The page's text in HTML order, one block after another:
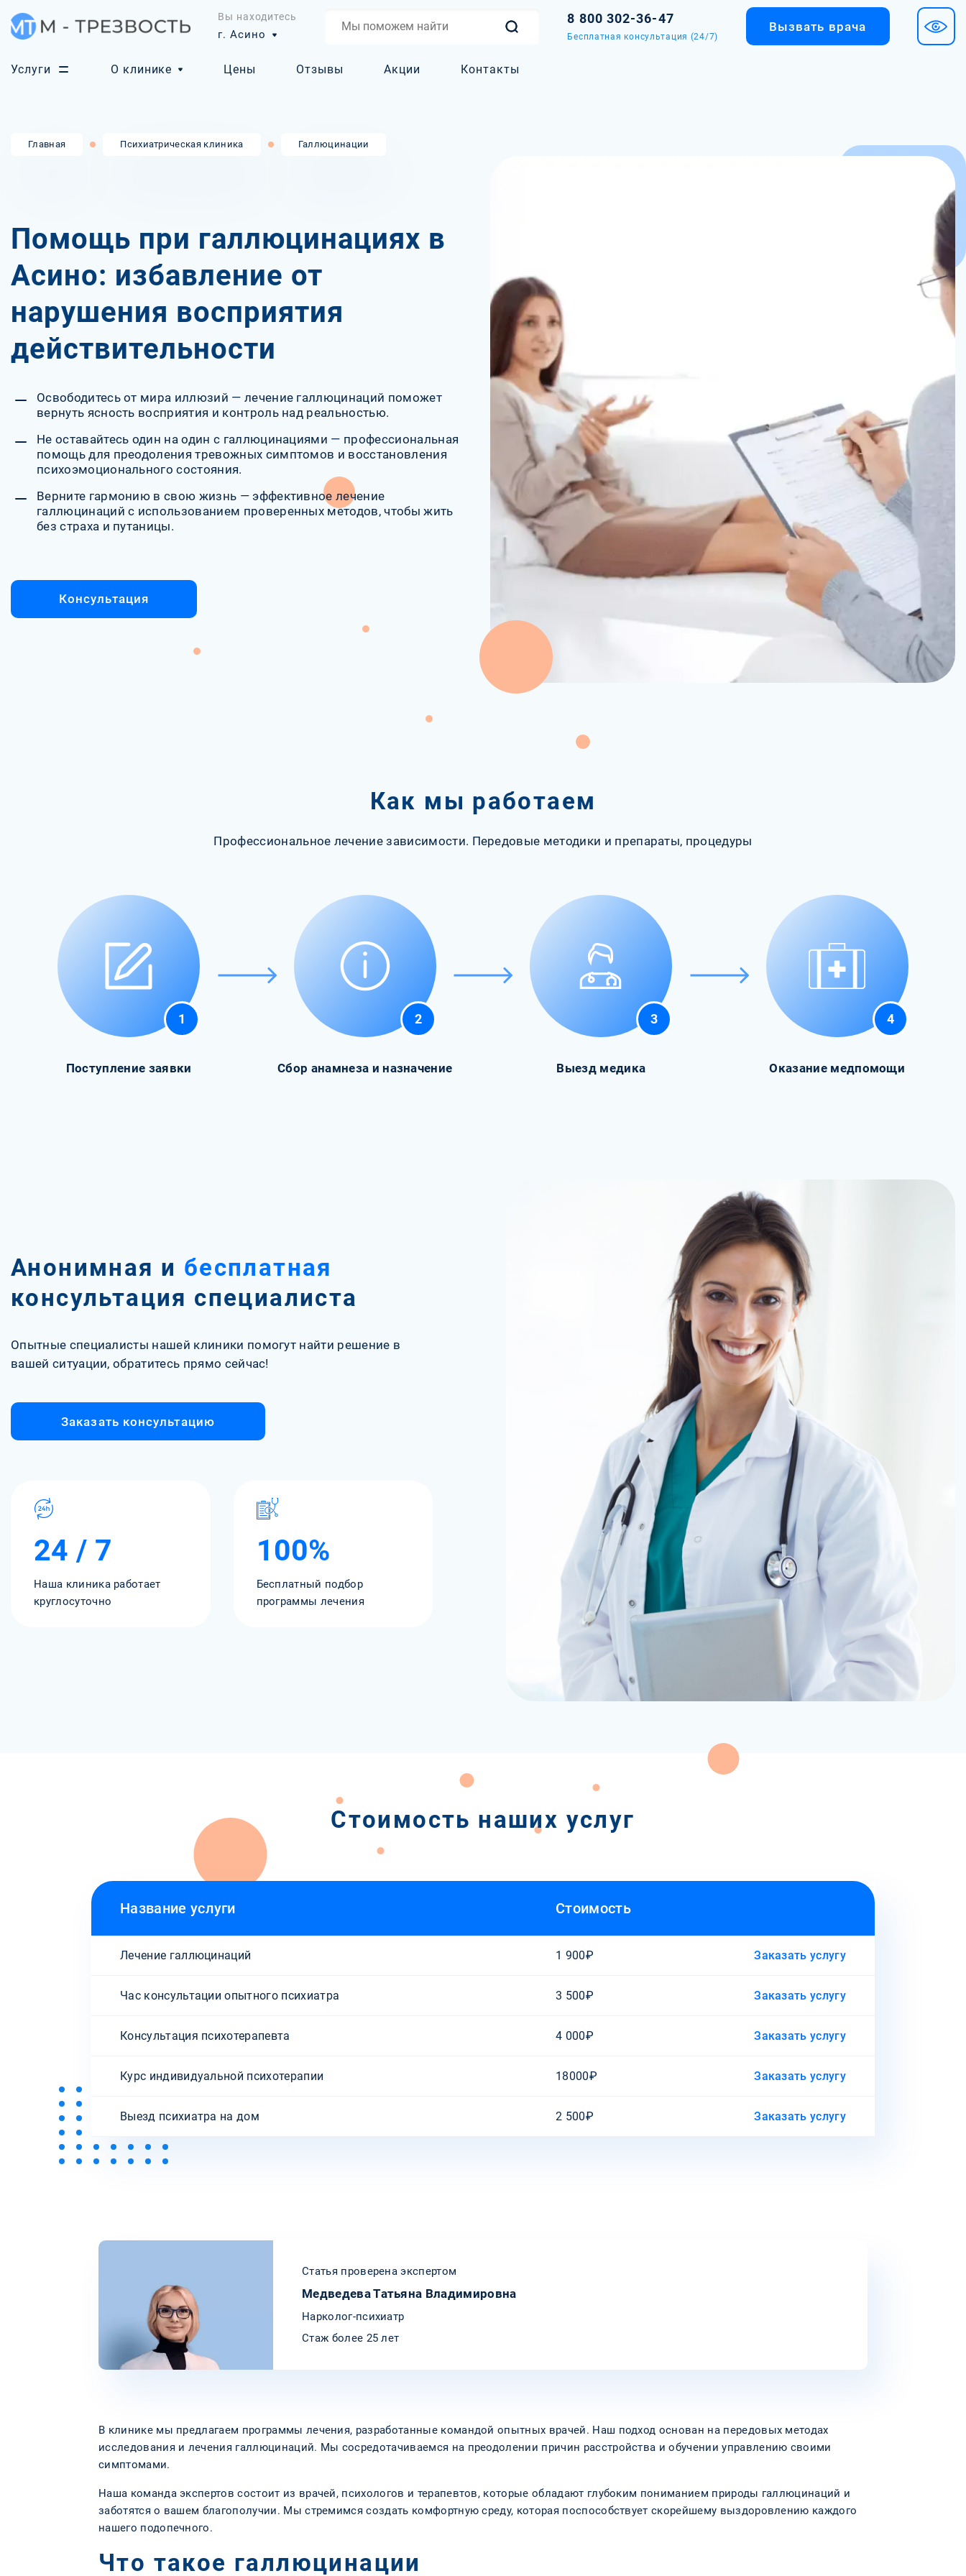
Вы находитесь
г. Асино
8 800 302-36-47
Бесплатная консультация (24/7)
Вызвать врача
Услуги О клинике Цены Отзывы Акции Контакты
Главная Психиатрическая клиника Галлюцинации
Помощь при галлюцинациях в
Асино: избавление от
нарушения восприятия
действительности
Освободитесь от мира иллюзий — лечение галлюцинаций поможет
вернуть ясность восприятия и контроль над реальностью.
Не оставайтесь один на один с галлюцинациями — профессиональная
помощь для преодоления тревожных симптомов и восстановления
психоэмоционального состояния.
Верните гармонию в свою жизнь — эффективное лечение
галлюцинаций с использованием проверенных методов, чтобы жить
без страха и путаницы.
Консультация
Как мы работаем
Профессиональное лечение зависимости. Передовые методики и препараты, процедуры
1
Поступление заявки
2
Сбор анамнеза и назначение
3
Выезд медика
4
Оказание медпомощи
Анонимная и бесплатная
консультация специалиста
Опытные специалисты нашей клиники помогут найти решение в
вашей ситуации, обратитесь прямо сейчас!
Заказать консультацию
24 / 7
Наша клиника работает
круглосуточно
100%
Бесплатный подбор
программы лечения
Стоимость наших услуг
Название услуги Стоимость
Лечение галлюцинаций 1 900₽ Заказать услугу
Час консультации опытного психиатра 3 500₽ Заказать услугу
Консультация психотерапевта 4 000₽ Заказать услугу
Курс индивидуальной психотерапии 18000₽ Заказать услугу
Выезд психиатра на дом 2 500₽ Заказать услугу
Статья проверена экспертом
Медведева Татьяна Владимировна
Нарколог-психиатр
Стаж более 25 лет
В клинике мы предлагаем программы лечения, разработанные командой опытных врачей. Наш подход основан на передовых методах
исследования и лечения галлюцинаций. Мы сосредотачиваемся на преодолении причин расстройства и обучении управлению своими
симптомами.
Наша команда экспертов состоит из врачей, психологов и терапевтов, которые обладают глубоким пониманием природы галлюцинаций и
заботятся о вашем благополучии. Мы стремимся создать комфортную среду, которая поспособствует скорейшему выздоровлению каждого
нашего подопечного.
Что такое галлюцинации